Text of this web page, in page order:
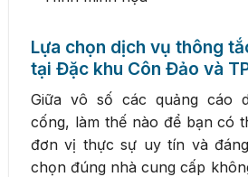
Lựa chọn dịch vụ thông
tại Đặc khu Côn Đảo và
Giữa vô số các quảng cáo
cống, làm thế nào để bạn có
đơn vị thực sự uy tín và
chọn đúng nhà cung cấp